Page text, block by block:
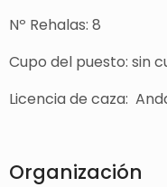
Nº Rehalas: 8
Cupo del puesto: sin
Licencia de caza:
Organización